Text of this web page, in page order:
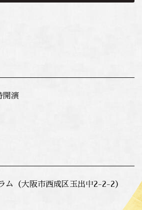
開演
ム（大阪市西成区玉出中2-2-2）